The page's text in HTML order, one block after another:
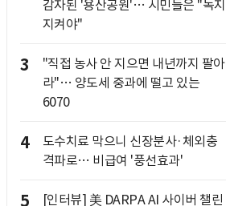
감자된 '용산공원'… 시민들은 "녹지
지켜야"
3
"직접 농사 안 지으면 내년까지 팔아
라"… 양도세 중과에 떨고 있는
6070
4
도수치료 막으니 신장분사·체외충
격파로… 비급여 '풍선효과'
5
[인터뷰] 美 DARPA AI 사이버 챌린